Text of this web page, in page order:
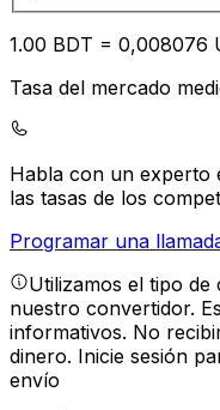
1.00 BDT = 0,008076
Tasa del mercado
Habla con un experto
las tasas de los
Programar una
Utilizamos el tipo
nuestro convertidor.
informativos. No
dinero. Inicie sesión
envío